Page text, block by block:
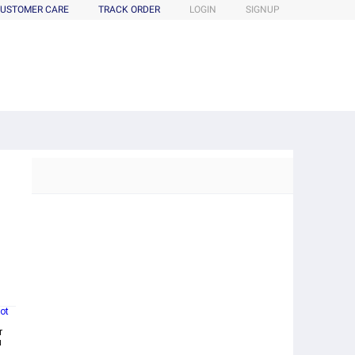
CARE TRACK ORDER LOGIN SIGNUP